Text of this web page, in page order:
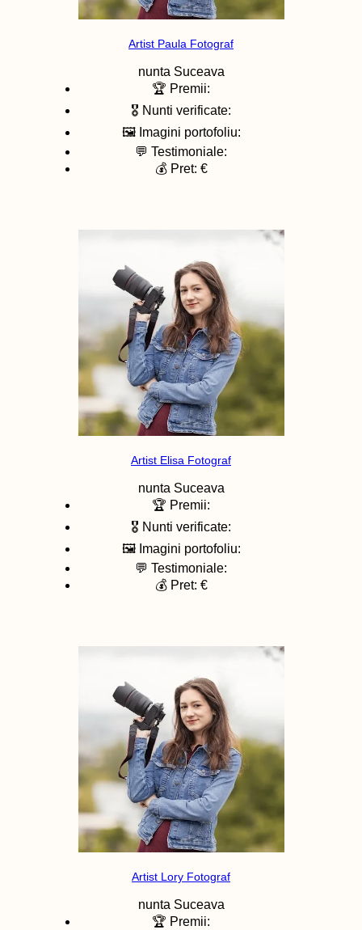
Artist Paula Fotograf
nunta Suceava
🏆 Premii:
🎖️ Nunti verificate:
🖼️ Imagini portofoliu:
💬 Testimoniale:
💰 Pret: €
Artist Elisa Fotograf
nunta Suceava
🏆 Premii:
🎖️ Nunti verificate:
🖼️ Imagini portofoliu:
💬 Testimoniale:
💰 Pret: €
Artist Lory Fotograf
nunta Suceava
🏆 Premii: